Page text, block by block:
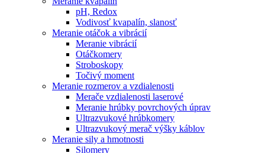
pH, Redox
Vodivosť kvapalín, slanosť
Meranie otáčok a vibrácií
Meranie vibrácií
Otáčkomery
Stroboskopy
Točivý moment
Meranie rozmerov a vzdialenosti
Merače vzdialenosti laserové
Meranie hrúbky povrchových úprav
Ultrazvukové hrúbkomery
Ultrazvukový merač výšky káblov
Meranie sily a hmotnosti
Silomery